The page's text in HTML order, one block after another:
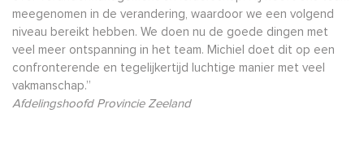
meegenomen in de verandering, waardoor we een volgend
niveau bereikt hebben. We doen nu de goede dingen met
veel meer ontspanning in het team. Michiel doet dit op een
confronterende en tegelijkertijd luchtige manier met veel
vakmanschap.”
Afdelingshoofd Provincie Zeeland